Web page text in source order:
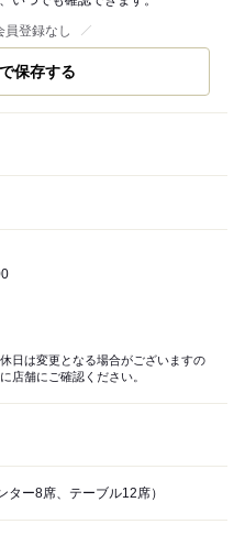
員登録なし
保存する
日は変更となる場合がございますの
店舗にご確認ください。
ター8席、テーブル12席）